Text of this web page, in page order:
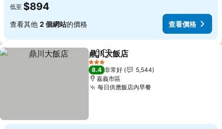
低至 $894
查看其他 2 個網站的價格 查看價格
分享 加入我的最愛
鼎川大飯店
3 星級
8.4 非常好
5,544
嘉義市區
每日供應飯店內早餐